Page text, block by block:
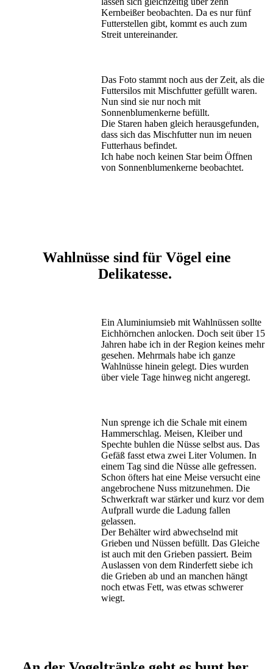
Kernbeißer beobachten. Da es nur fünf
Futterstellen gibt, kommt es auch zum
Streit untereinander.
Das Foto stammt noch aus der Zeit, als die
Futtersilos mit Mischfutter gefüllt waren.
Nun sind sie nur noch mit
Sonnenblumenkerne befüllt.
Die Staren haben gleich herausgefunden,
dass sich das Mischfutter nun im neuen
Futterhaus befindet.
Ich habe noch keinen Star beim Öffnen
von Sonnenblumenkerne beobachtet.
Wahlnüsse sind für Vögel eine
Delikatesse.
Ein Aluminiumsieb mit Wahlnüssen sollte
Eichhörnchen anlocken. Doch seit über 15
Jahren habe ich in der Region keines mehr
gesehen. Mehrmals habe ich ganze
Wahlnüsse hinein gelegt. Dies wurden
über viele Tage hinweg nicht angeregt.
Nun sprenge ich die Schale mit einem
Hammerschlag. Meisen, Kleiber und
Spechte buhlen die Nüsse selbst aus. Das
Gefäß fasst etwa zwei Liter Volumen. In
einem Tag sind die Nüsse alle gefressen.
Schon öfters hat eine Meise versucht eine
angebrochene Nuss mitzunehmen. Die
Schwerkraft war stärker und kurz vor dem
Aufprall wurde die Ladung fallen
gelassen.
Der Behälter wird abwechselnd mit
Grieben und Nüssen befüllt. Das Gleiche
ist auch mit den Grieben passiert. Beim
Auslassen von dem Rinderfett siebe ich
die Grieben ab und an manchen hängt
noch etwas Fett, was etwas schwerer
wiegt.